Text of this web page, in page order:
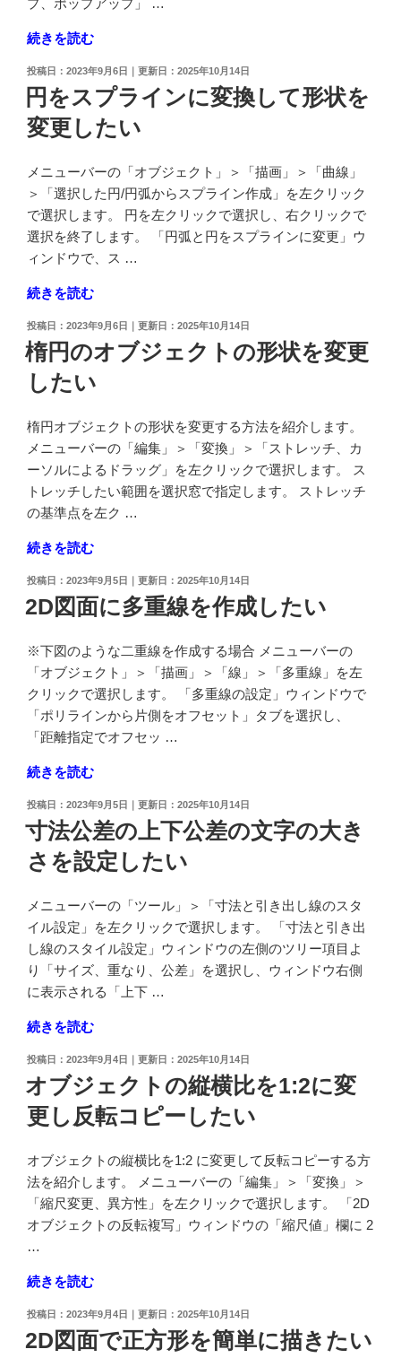
ト
を
作
成
し
い"
の
プ、ポップアップ」 …
"文
列
の
横
別
の
文
字
列
並
べ
た
い"
の
続きを読む
投
稿
2023年9月6日 2025年10月14日
円をスプラインに変換して形状を
変更したい
メニューバーの「オブジェクト」＞「描画」＞「曲線」
＞「選択した円/円弧からスプライン作成」を左クリック
で選択します。 円を左クリックで選択し、右クリックで
選択を終了します。 「円弧と円をスプラインに変更」ウ
ィンドウで、ス …
"円
ス
プ
ラ
ン
に
変
換
し
形
状
変
し
い"
続きを読む
投
稿
日:
2023年9月6日 2025年10月14日
楕円のオブジェクトの形状を変更
したい
楕円オブジェクトの形状を変更する方法を紹介します。
メニューバーの「編集」＞「変換」＞「ストレッチ、カ
ーソルによるドラッグ」を左クリックで選択します。 ス
トレッチしたい範囲を選択窓で指定します。 ストレッチ
の基準点を左ク …
"楕
の
オ
ジ
ェ
ク
ト
の
形
を
変
更
し
い"
の
続きを読む
投
日:
2023年9月5日 2025年10月14日
2D図面に多重線を作成したい
※下図のような二重線を作成する場合 メニューバーの
「オブジェクト」＞「描画」＞「線」＞「多重線」を左
クリックで選択します。 「多重線の設定」ウィンドウで
「ポリラインから片側をオフセット」タブを選択し、
「距離指定でオフセッ …
"2D
面
に
多
線
を
作
成
し
い"
の
続きを読む
投
日:
2023年9月5日 2025年10月14日
寸法公差の上下公差の文字の大き
さを設定したい
メニューバーの「ツール」＞「寸法と引き出し線のスタ
イル設定」を左クリックで選択します。 「寸法と引き出
し線のスタイル設定」ウィンドウの左側のツリー項目よ
り「サイズ、重なり、公差」を選択し、ウィンドウ右側
に表示される「上下 …
"寸
公
差
の
下
公
差
の
の
大
さ
続きを読む
投
日:
2023年9月4日 2025年10月14日
オブジェクトの縦横比を1:2に変
更し反転コピーしたい
オブジェクトの縦横比を1:2 に変更して反転コピーする方
法を紹介します。 メニューバーの「編集」＞「変換」＞
「縮尺変更、異方性」を左クリックで選択します。 「2D
オブジェクトの反転複写」ウィンドウの「縮尺値」欄に 2
…
"オ
ジ
ェ
続きを読む
投
日:
2023年9月4日 2025年10月14日
2D図面で正方形を簡単に描きたい